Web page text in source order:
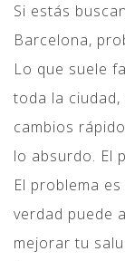
Si estás
Barcelona,
Lo que suele
toda la
cambios
lo absurdo. El
El problema
verdad puede
mejorar tu